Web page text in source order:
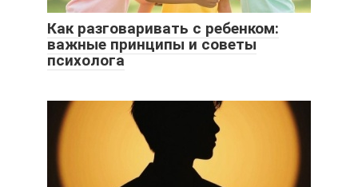
Как разговаривать с ребенком:
важные принципы и советы
психолога